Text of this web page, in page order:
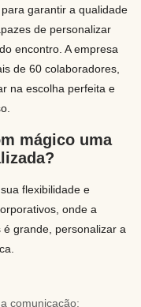
garantir a qualidade
de personalizar
encontro. A empresa
de 60 colaboradores,
na escolha perfeita e
mágico uma
flexibilidade e
onde a
grande, personalizar a
comunicação;